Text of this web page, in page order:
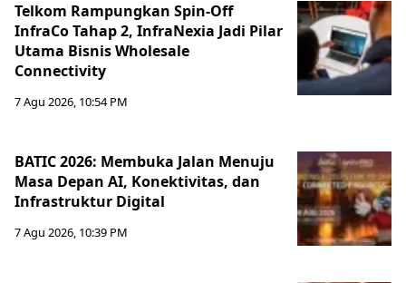
Telkom Rampungkan Spin-Off
InfraCo Tahap 2, InfraNexia Jadi Pilar
Utama Bisnis Wholesale
Connectivity
7 Agu 2026, 10:54 PM
BATIC 2026: Membuka Jalan Menuju
Masa Depan AI, Konektivitas, dan
Infrastruktur Digital
7 Agu 2026, 10:39 PM